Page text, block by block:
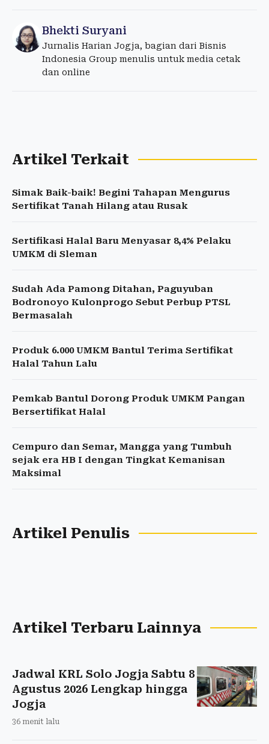
Bhekti Suryani
Jurnalis Harian Jogja, bagian dari Bisnis
Indonesia Group menulis untuk media cetak
dan online
Artikel Terkait
Simak Baik-baik! Begini Tahapan Mengurus
Sertifikat Tanah Hilang atau Rusak
Sertifikasi Halal Baru Menyasar 8,4% Pelaku
UMKM di Sleman
Sudah Ada Pamong Ditahan, Paguyuban
Bodronoyo Kulonprogo Sebut Perbup PTSL
Bermasalah
Produk 6.000 UMKM Bantul Terima Sertifikat
Halal Tahun Lalu
Pemkab Bantul Dorong Produk UMKM Pangan
Bersertifikat Halal
Cempuro dan Semar, Mangga yang Tumbuh
sejak era HB I dengan Tingkat Kemanisan
Maksimal
Artikel Penulis
Artikel Terbaru Lainnya
Jadwal KRL Solo Jogja Sabtu 8
Agustus 2026 Lengkap hingga
Jogja
36 menit lalu